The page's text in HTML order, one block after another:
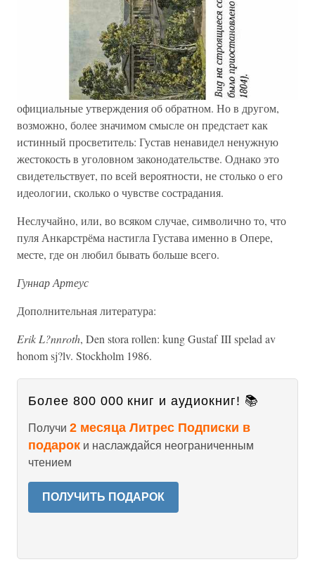
официальные утверждения об обратном. Но в другом,
возможно, более значимом смысле он предстает как
истинный просветитель: Густав ненавидел ненужную
жестокость в уголовном законодательстве. Однако это
свидетельствует, по всей вероятности, не столько о его
идеологии, сколько о чувстве сострадания.
Неслучайно, или, во всяком случае, символично то, что
пуля Анкарстрёма настигла Густава именно в Опере,
месте, где он любил бывать больше всего.
Гуннар Артеус
Дополнительная литература:
Erik L?nnroth, Den stora rollen: kung Gustaf III spelad av
honom sj?lv. Stockholm 1986.
Более 800 000 книг и аудиокниг! 📚
Получи 2 месяца Литрес Подписки в
подарок и наслаждайся неограниченным
чтением
ПОЛУЧИТЬ ПОДАРОК